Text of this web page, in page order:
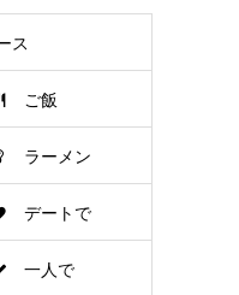
ス
ご飯
ラーメン
デートで
一人で